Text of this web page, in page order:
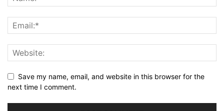
Save my name, email, and website in this browser for the
next time I comment.